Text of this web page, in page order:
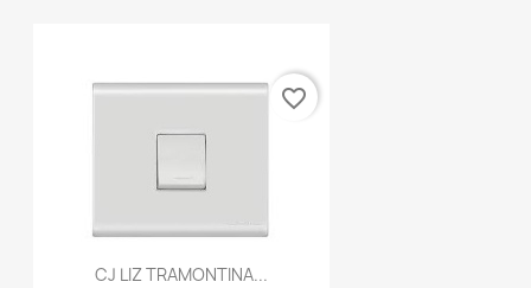
CJ LIZ TRAMONTINA...
favorite_border